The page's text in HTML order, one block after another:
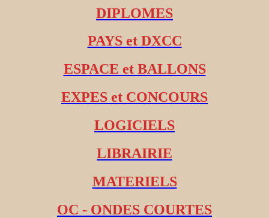
DIPLOMES
PAYS et DXCC
ESPACE et BALLONS
EXPES et CONCOURS
LOGICIELS
LIBRAIRIE
MATERIELS
OC - ONDES COURTES